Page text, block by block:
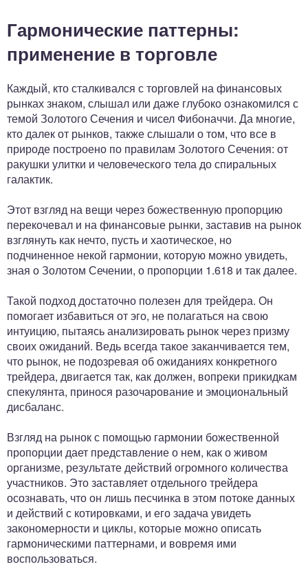
Гармонические паттерны:
применение в торговле
Каждый, кто сталкивался с торговлей на финансовых
рынках знаком, слышал или даже глубоко ознакомился с
темой Золотого Сечения и чисел Фибоначчи. Да многие,
кто далек от рынков, также слышали о том, что все в
природе построено по правилам Золотого Сечения: от
ракушки улитки и человеческого тела до спиральных
галактик.
Этот взгляд на вещи через божественную пропорцию
перекочевал и на финансовые рынки, заставив на рынок
взглянуть как нечто, пусть и хаотическое, но
подчиненное некой гармонии, которую можно увидеть,
зная о Золотом Сечении, о пропорции 1.618 и так далее.
Такой подход достаточно полезен для трейдера. Он
помогает избавиться от эго, не полагаться на свою
интуицию, пытаясь анализировать рынок через призму
своих ожиданий. Ведь всегда такое заканчивается тем,
что рынок, не подозревая об ожиданиях конкретного
трейдера, двигается так, как должен, вопреки прикидкам
спекулянта, принося разочарование и эмоциональный
дисбаланс.
Взгляд на рынок с помощью гармонии божественной
пропорции дает представление о нем, как о живом
организме, результате действий огромного количества
участников. Это заставляет отдельного трейдера
осознавать, что он лишь песчинка в этом потоке данных
и действий с котировками, и его задача увидеть
закономерности и циклы, которые можно описать
гармоническими паттернами, и вовремя ими
воспользоваться.